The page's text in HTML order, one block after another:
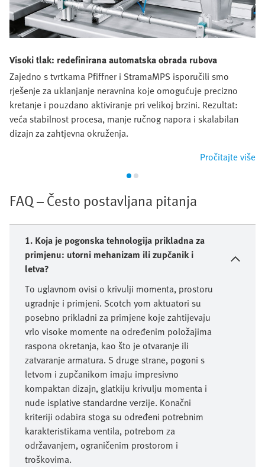
Visoki tlak: redefinirana automatska obrada rubova
Zajedno s tvrtkama Pfiffner i StramaMPS isporučili smo
rješenje za uklanjanje neravnina koje omogućuje precizno
kretanje i pouzdano aktiviranje pri velikoj brzini. Rezultat:
veća stabilnost procesa, manje ručnog napora i skalabilan
dizajn za zahtjevna okruženja.
Pročitajte više
FAQ – Često postavljana pitanja
1. Koja je pogonska tehnologija prikladna za
primjenu: utorni mehanizam ili zupčanik i
letva?
To uglavnom ovisi o krivulji momenta, prostoru
ugradnje i primjeni. Scotch yom aktuatori su
posebno prikladni za primjene koje zahtijevaju
vrlo visoke momente na određenim položajima
raspona okretanja, kao što je otvaranje ili
zatvaranje armatura. S druge strane, pogoni s
letvom i zupčanikom imaju impresivno
kompaktan dizajn, glatkiju krivulju momenta i
nude isplative standardne verzije. Konačni
kriteriji odabira stoga su određeni potrebnim
karakteristikama ventila, potrebom za
održavanjem, ograničenim prostorom i
troškovima.